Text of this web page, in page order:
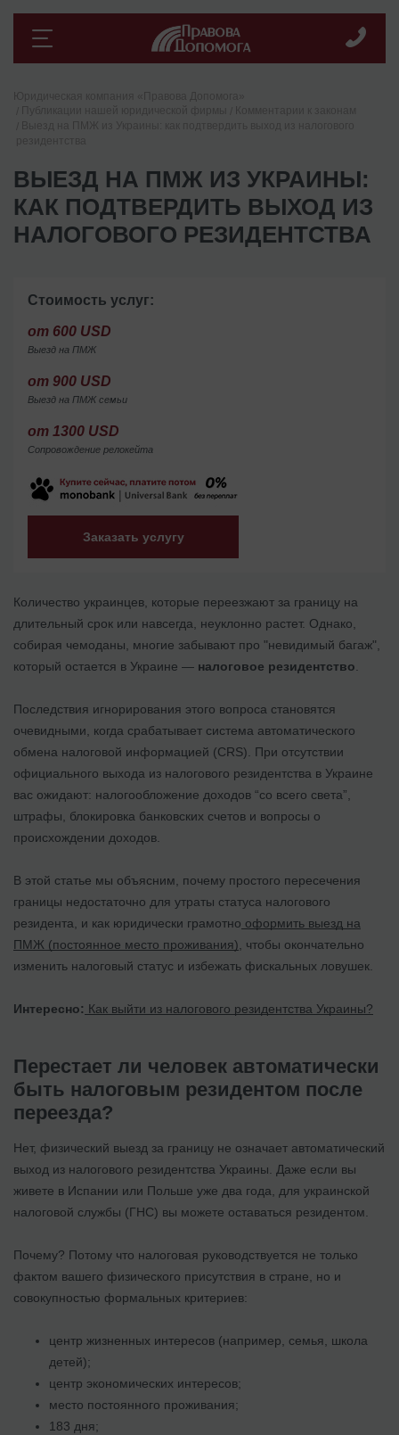
ВЫЕЗД НА ПМЖ ИЗ УКРАИНЫ:
КАК ПОДТВЕРДИТЬ ВЫХОД ИЗ
НАЛОГОВОГО РЕЗИДЕНТСТВА
Стоимость услуг:
от 600 USD
Выезд на ПМЖ
от 900 USD
Выезд на ПМЖ семьи
от 1300 USD
Сопровождение релокейта
Заказать услугу
Количество украинцев, которые переезжают за границу на
длительный срок или навсегда, неуклонно растет. Однако,
собирая чемоданы, многие забывают про "невидимый багаж",
который остается в Украине — налоговое резидентство
Последствия игнорирования этого вопроса становятся
очевидными, когда срабатывает система автоматического
обмена налоговой информацией (CRS). При отсутствии
официального выхода из налогового резидентства в Украине
вас ожидают: налогообложение доходов “со всего света”,
штрафы, блокировка банковских счетов и вопросы о
происхождении доходов.
В этой статье мы объясним, почему простого пересечения
границы недостаточно для утраты статуса налогового
резидента, и как юридически грамотно оформить выезд на
ПМЖ (постоянное место проживания) , чтобы окончательно
изменить налоговый статус и избежать фискальных ловушек.
Интересно: Как выйти из налогового резидентства Украины?
Перестает ли человек автоматически
быть налоговым резидентом после
переезда?
Нет, физический выезд за границу не означает автоматический
выход из налогового резидентства Украины. Даже если вы
живете в Испании или Польше уже два года, для украинской
налоговой службы (ГНС) вы можете оставаться резидентом.
Почему? Потому что налоговая руководствуется не только
фактом вашего физического присутствия в стране, но и
совокупностью формальных критериев:
центр жизненных интересов (например, семья, школа
детей);
центр экономических интересов;
место постоянного проживания;
183 дня;